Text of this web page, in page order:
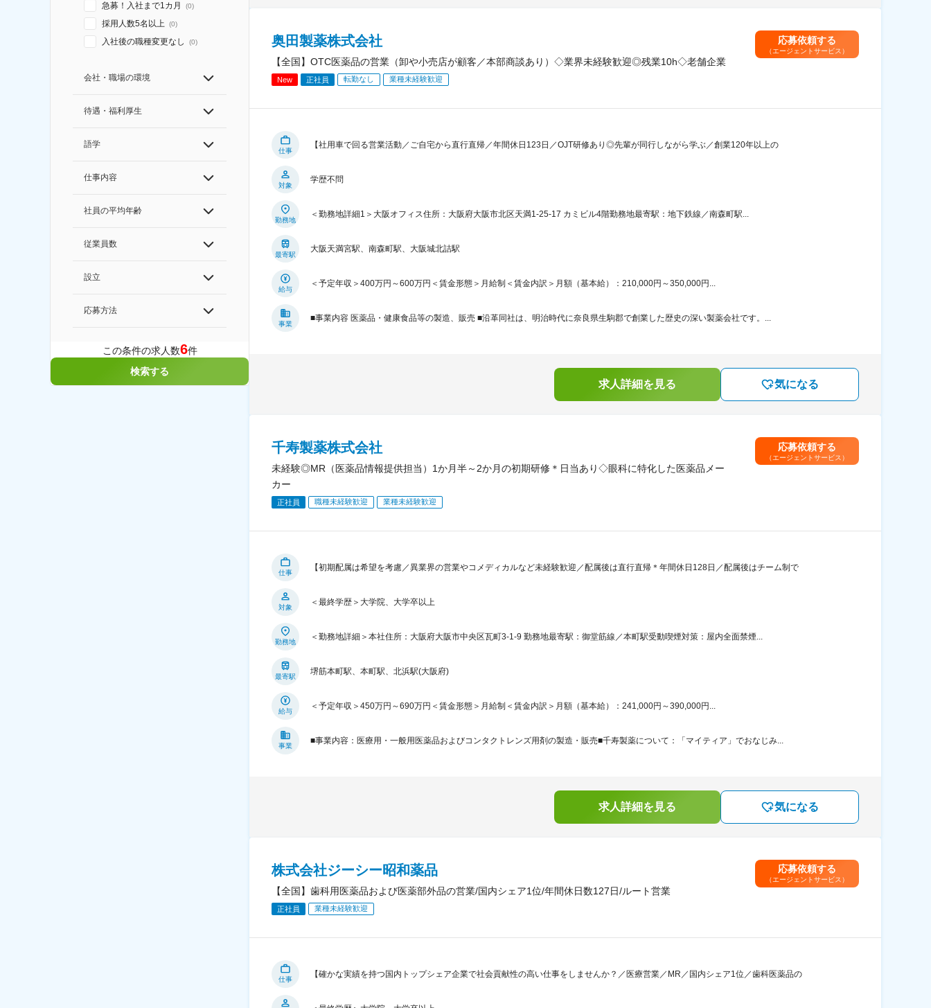
急募！入社まで1カ月 (0)
採用人数5名以上 (0)
入社後の職種変更なし (0)
会社・職場の環境
待遇・福利厚生
語学
仕事内容
社員の平均年齢
従業員数
設立
応募方法
この条件の求人数6件
検索する
奥田製薬株式会社
【全国】OTC医薬品の営業（卸や小売店が顧客／本部商談あり）◇業界未経験歓迎◎残業10h◇老舗企業
New 正社員 転勤なし 業種未経験歓迎
応募依頼する
（エージェントサービス）
仕事
【社用車で回る営業活動／ご自宅から直行直帰／年間休日123日／OJT研修あり◎先輩が同行しながら学ぶ／創業120年以上の
対象
学歴不問
勤務地
＜勤務地詳細1＞大阪オフィス住所：大阪府大阪市北区天満1-25-17 カミビル4階勤務地最寄駅：地下鉄線／南森町駅...
最寄駅
大阪天満宮駅、南森町駅、大阪城北詰駅
給与
＜予定年収＞400万円～600万円＜賃金形態＞月給制＜賃金内訳＞月額（基本給）：210,000円～350,000円...
事業
■事業内容 医薬品・健康食品等の製造、販売 ■沿革同社は、明治時代に奈良県生駒郡で創業した歴史の深い製薬会社です。...
求人詳細を見る 気になる
千寿製薬株式会社
未経験◎MR（医薬品情報提供担当）1か月半～2か月の初期研修＊日当あり◇眼科に特化した医薬品メー
カー
正社員 職種未経験歓迎 業種未経験歓迎
応募依頼する
（エージェントサービス）
仕事
【初期配属は希望を考慮／異業界の営業やコメディカルなど未経験歓迎／配属後は直行直帰＊年間休日128日／配属後はチーム制で
対象
＜最終学歴＞大学院、大学卒以上
勤務地
＜勤務地詳細＞本社住所：大阪府大阪市中央区瓦町3-1-9 勤務地最寄駅：御堂筋線／本町駅受動喫煙対策：屋内全面禁煙...
最寄駅
堺筋本町駅、本町駅、北浜駅(大阪府)
給与
＜予定年収＞450万円～690万円＜賃金形態＞月給制＜賃金内訳＞月額（基本給）：241,000円～390,000円...
事業
■事業内容：医療用・一般用医薬品およびコンタクトレンズ用剤の製造・販売■千寿製薬について：「マイティア」でおなじみ...
求人詳細を見る 気になる
株式会社ジーシー昭和薬品
【全国】歯科用医薬品および医薬部外品の営業/国内シェア1位/年間休日数127日/ルート営業
正社員 業種未経験歓迎
応募依頼する
（エージェントサービス）
仕事
【確かな実績を持つ国内トップシェア企業で社会貢献性の高い仕事をしませんか？／医療営業／MR／国内シェア1位／歯科医薬品の